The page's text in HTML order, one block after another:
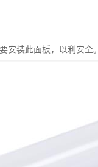
安装此面板，以利安全。